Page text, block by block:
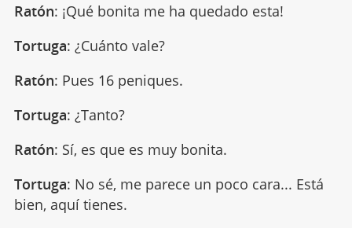
Ratón: ¡Qué bonita me ha quedado esta!
Tortuga: ¿Cuánto vale?
Ratón: Pues 16 peniques.
Tortuga: ¿Tanto?
Ratón: Sí, es que es muy bonita.
Tortuga: No sé, me parece un poco cara... Está
bien, aquí tienes.